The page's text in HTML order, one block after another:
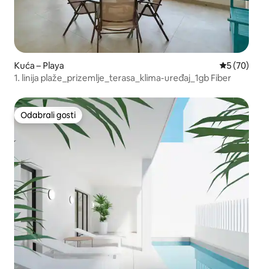
Kuća – Playa Prosječna
5 (70)
1. linija plaže_prizemlje_terasa_klima-uređaj_1gb Fiber
Odabrali gosti
Odabrali gosti